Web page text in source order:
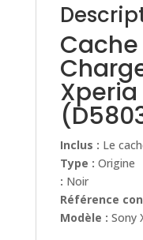
Inclus : Le
Type : Origine
: Noir
Référence
Modèle : Sony